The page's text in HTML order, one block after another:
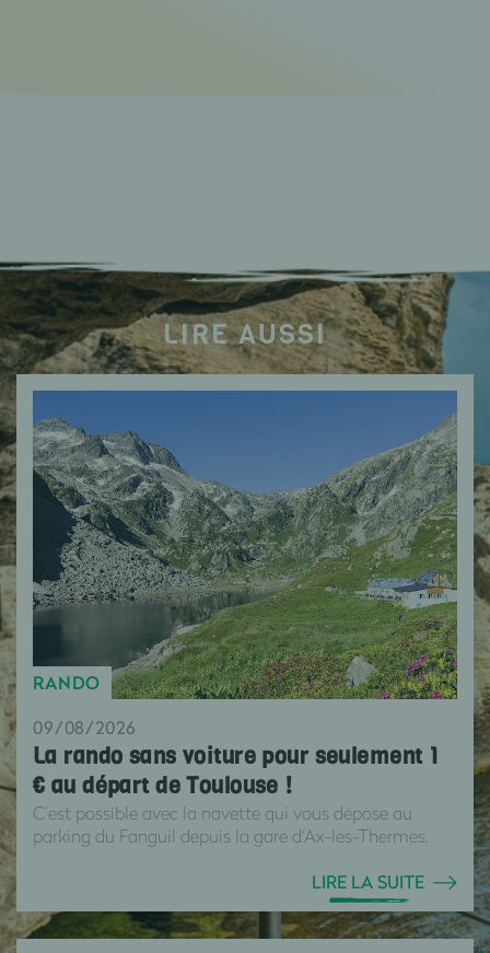
LIRE AUSSI
RANDO
09/08/2026
La rando sans voiture pour seulement 1
€ au départ de Toulouse !
C’est possible avec la navette qui vous dépose au
parking du Fanguil depuis la gare d'Ax-les-Thermes.
LIRE LA SUITE